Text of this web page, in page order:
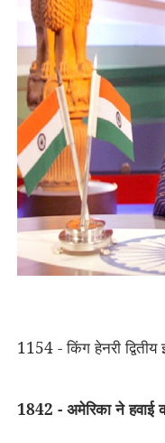
1154 - किंग हेनरी
1842 - अमेरिका ने हवाई